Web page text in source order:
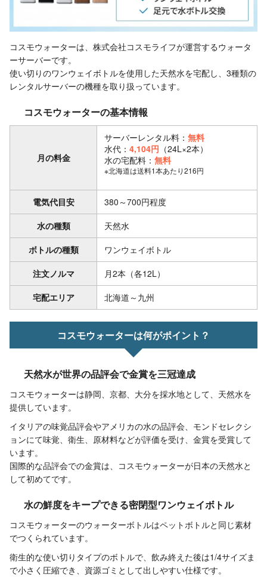
コスモウォーターは、株式会社コスモライフが運営するウォータ
ーサーバーです。
使い切りのワンウェイボトルを使用した天然水を宅配し、3種類の
レンタルサーバーの機種を取り扱っています。
コスモウォーターの基本情報
月の料金
サーバーレンタル料： 無料
水代： 4,104円 （24L×2本）
水の宅配料： 無料
※北海道は送料1本あたり216円
電気代目安
380～700円程度
水の種類
天然水
ボトルの種類
ワンウェイボトル
注文ノルマ
月2本（各12L）
宅配エリア
北海道～九州
コスモウォーターは何がポイント？
天然水が世界の品評会で金賞を三冠達成
コスモウォーターは静岡、京都、大分を採水地として、天然水を
提供しています。
イタリアの味覚品評会やアメリカの水の品評会、モンドセレクシ
ョンにて味覚、衛生、原材料などが評価を受け、金賞を受賞して
います。
国際的な品評会での金賞は、コスモウォーターが日本の天然水と
して初めてです。
水の鮮度をキープできる密閉型ワンウェイボトル
コスモウォーターのウォーターボトルはペットボトルと同じ素材
でつくられています。
衛生的な使い切りタイプのボトルで、飲み終えた後は1/4サイズま
で小さく圧縮でき、資源ゴミとして出しやすい仕様です。